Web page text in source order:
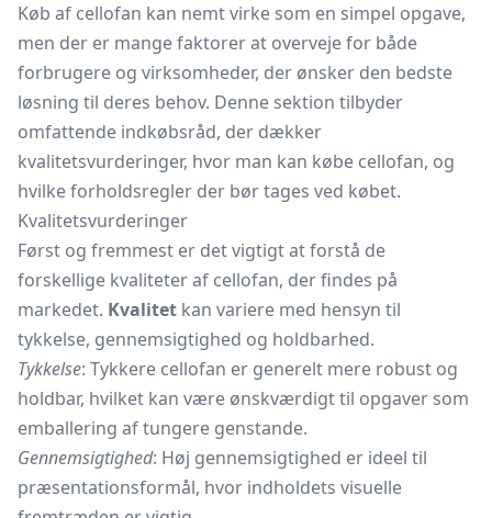
Køb af cellofan kan nemt virke som en simpel opgave,
men der er mange faktorer at overveje for både
forbrugere og virksomheder, der ønsker den bedste
løsning til deres behov. Denne sektion tilbyder
omfattende indkøbsråd, der dækker
kvalitetsvurderinger, hvor man kan købe cellofan, og
hvilke forholdsregler der bør tages ved købet.
Kvalitetsvurderinger
Først og fremmest er det vigtigt at forstå de
forskellige kvaliteter af cellofan, der findes på
markedet. Kvalitet kan variere med hensyn til
tykkelse, gennemsigtighed og holdbarhed.
Tykkelse: Tykkere cellofan er generelt mere robust og
holdbar, hvilket kan være ønskværdigt til opgaver som
emballering af tungere genstande.
Gennemsigtighed: Høj gennemsigtighed er ideel til
præsentationsformål, hvor indholdets visuelle